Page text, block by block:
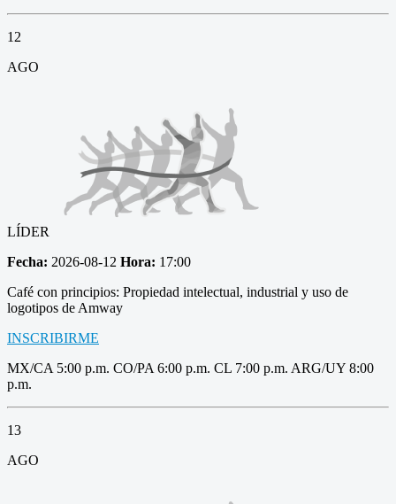
12
AGO
LÍDER
Fecha: 2026-08-12 Hora: 17:00
Café con principios: Propiedad intelectual, industrial y uso de
logotipos de Amway
INSCRIBIRME
MX/CA 5:00 p.m. CO/PA 6:00 p.m. CL 7:00 p.m. ARG/UY 8:00
p.m.
13
AGO